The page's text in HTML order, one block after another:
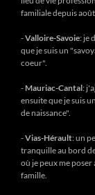
familiale depuis
-Valloire-Savoie: je
que je suis un
coeur".
- Mauriac-Cantal:
ensuite que je suis
de naissance".
-Vias-Hérault: un
tranquille au bord
où je peux me poser
famille.